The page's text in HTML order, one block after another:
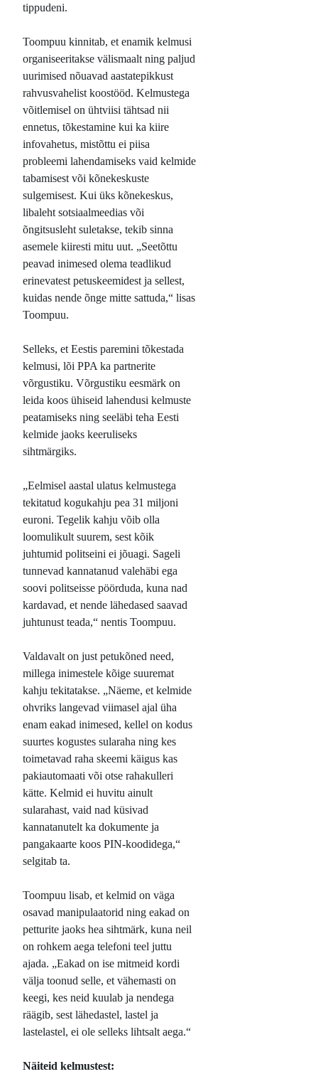
tippudeni.
Toompuu kinnitab, et enamik kelmusi
organiseeritakse välismaalt ning paljud
uurimised nõuavad aastatepikkust
rahvusvahelist koostööd. Kelmustega
võitlemisel on ühtviisi tähtsad nii
ennetus, tõkestamine kui ka kiire
infovahetus, mistõttu ei piisa
probleemi lahendamiseks vaid kelmide
tabamisest või kõnekeskuste
sulgemisest. Kui üks kõnekeskus,
libaleht sotsiaalmeedias või
õngitsusleht suletakse, tekib sinna
asemele kiiresti mitu uut. „Seetõttu
peavad inimesed olema teadlikud
erinevatest petuskeemidest ja sellest,
kuidas nende õnge mitte sattuda,“ lisas
Toompuu.
Selleks, et Eestis paremini tõkestada
kelmusi, lõi PPA ka partnerite
võrgustiku. Võrgustiku eesmärk on
leida koos ühiseid lahendusi kelmuste
peatamiseks ning seeläbi teha Eesti
kelmide jaoks keeruliseks
sihtmärgiks.
„Eelmisel aastal ulatus kelmustega
tekitatud kogukahju pea 31 miljoni
euroni. Tegelik kahju võib olla
loomulikult suurem, sest kõik
juhtumid politseini ei jõuagi. Sageli
tunnevad kannatanud valehäbi ega
soovi politseisse pöörduda, kuna nad
kardavad, et nende lähedased saavad
juhtunust teada,“ nentis Toompuu.
Valdavalt on just petukõned need,
millega inimestele kõige suuremat
kahju tekitatakse. „Näeme, et kelmide
ohvriks langevad viimasel ajal üha
enam eakad inimesed, kellel on kodus
suurtes kogustes sularaha ning kes
toimetavad raha skeemi käigus kas
pakiautomaati või otse rahakulleri
kätte. Kelmid ei huvitu ainult
sularahast, vaid nad küsivad
kannatanutelt ka dokumente ja
pangakaarte koos PIN-koodidega,“
selgitab ta.
Toompuu lisab, et kelmid on väga
osavad manipulaatorid ning eakad on
petturite jaoks hea sihtmärk, kuna neil
on rohkem aega telefoni teel juttu
ajada. „Eakad on ise mitmeid kordi
välja toonud selle, et vähemasti on
keegi, kes neid kuulab ja nendega
räägib, sest lähedastel, lastel ja
lastelastel, ei ole selleks lihtsalt aega.“
Näiteid kelmustest: